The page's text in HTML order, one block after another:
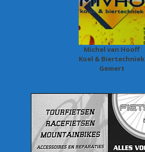
Michel van Hooff
Koel & Biertechniek
Gemert